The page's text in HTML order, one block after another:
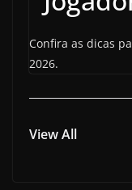
Confira as dicas
2026.
View All